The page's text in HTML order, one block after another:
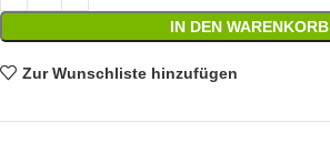
IN DEN WARENKORB
Zur Wunschliste hinzufügen